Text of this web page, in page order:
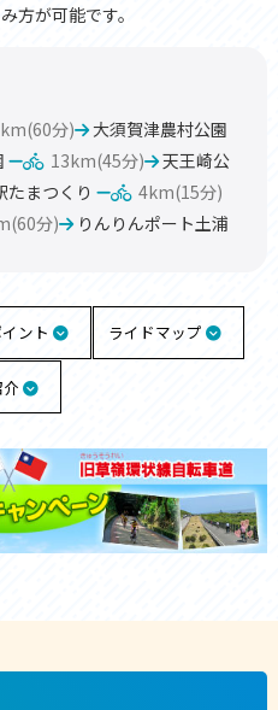
方が可能です。
分)
大須賀津農村公園
13km(45分)
天王崎公
たまつくり
4km(15分)
分) りんりんポート土浦
ント ライドマップ